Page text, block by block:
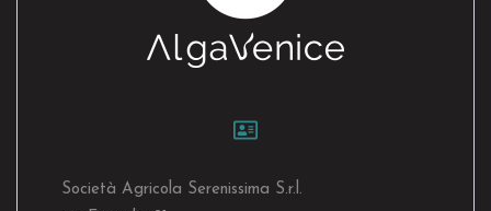
Società Agricola Serenissima S.r.l.